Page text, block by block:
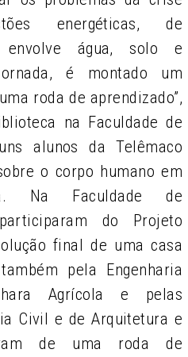
energéticas, de
envolve água, solo e
é montado um
roda de aprendizado”,
na Faculdade de
alunos da Telêmaco
o corpo humano em
Na Faculdade de
do Projeto
final de uma casa
pela Engenharia
Agrícola e pelas
Civil e de Arquitetura e
de uma roda de